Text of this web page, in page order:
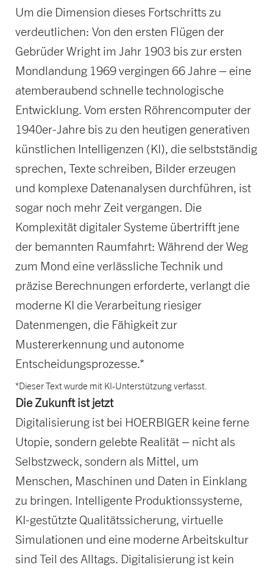
Um die Dimension dieses Fortschritts zu
verdeutlichen: Von den ersten Flügen der
Gebrüder Wright im Jahr 1903 bis zur ersten
Mondlandung 1969 vergingen 66 Jahre – eine
atemberaubend schnelle technologische
Entwicklung. Vom ersten Röhrencomputer der
1940er-Jahre bis zu den heutigen generativen
künstlichen Intelligenzen (KI), die selbstständig
sprechen, Texte schreiben, Bilder erzeugen
und komplexe Datenanalysen durchführen, ist
sogar noch mehr Zeit vergangen. Die
Komplexität digitaler Systeme übertrifft jene
der bemannten Raumfahrt: Während der Weg
zum Mond eine verlässliche Technik und
präzise Berechnungen erforderte, verlangt die
moderne KI die Verarbeitung riesiger
Datenmengen, die Fähigkeit zur
Mustererkennung und autonome
Entscheidungsprozesse.*
*Dieser Text wurde mit KI-Unterstützung verfasst.
Die Zukunft ist jetzt
Digitalisierung ist bei HOERBIGER keine ferne
Utopie, sondern gelebte Realität – nicht als
Selbstzweck, sondern als Mittel, um
Menschen, Maschinen und Daten in Einklang
zu bringen. Intelligente Produktionssysteme,
KI-gestützte Qualitätssicherung, virtuelle
Simulationen und eine moderne Arbeitskultur
sind Teil des Alltags. Digitalisierung ist kein